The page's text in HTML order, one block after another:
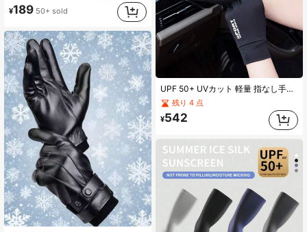
¥189 50+ sold
UPF 50+ UVカット 軽量 指なし手袋 - 釣り、運転、ハイキング、アウトドア活動に適しています。滑り止めストリップ、通気性、ユニセックス サイクリング、運転用夏用日よけアームスリーブ
残り 4 点
¥542